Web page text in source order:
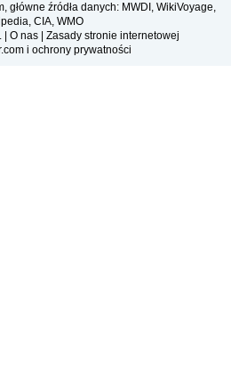
źródła danych: MWDI, WikiVoyage,
CIA, WMO
O nas| Zasady stronie internetowej
i ochrony prywatności